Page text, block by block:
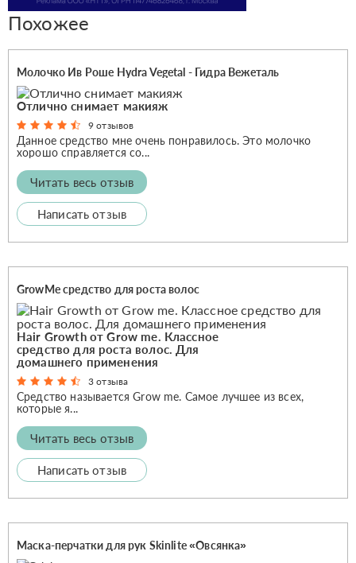
Похожее
Молочко Ив Роше Hydra Vegetal - Гидра Вежеталь
Отлично снимает макияж
9 отзывов
Данное средство мне очень понравилось. Это молочко
хорошо справляется со...
Читать весь отзыв
Написать отзыв
GrowMe средство для роста волос
Hair Growth от Grow me. Классное
средство для роста волос. Для
домашнего применения
3 отзыва
Средство называется Grow me. Самое лучшее из всех,
которые я...
Читать весь отзыв
Написать отзыв
Маска-перчатки для рук Skinlite «Овсянка»